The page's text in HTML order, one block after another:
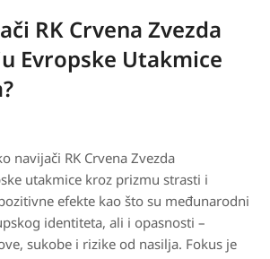
RK Crvena Zvezda
Evropske Utakmice
navijači RK Crvena Zvezda
utakmice kroz prizmu strasti i
efekte kao što su međunarodni
identiteta, ali i opasnosti –
sukobe i rizike od nasilja. Fokus je